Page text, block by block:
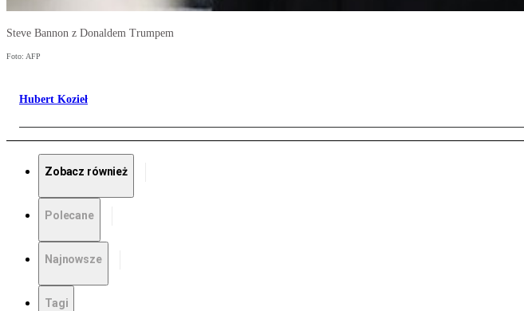
Steve Bannon z Donaldem Trumpem
Foto: AFP
Hubert Kozieł
Zobacz również
Polecane
Najnowsze
Tagi